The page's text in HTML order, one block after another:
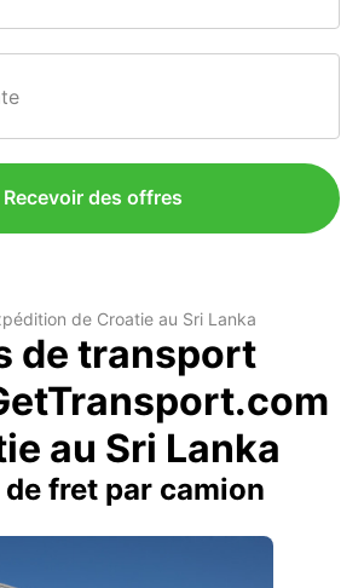
Recevoir des offres
de Croatie au Sri Lanka
de transport
au Sri Lanka
fret par camion